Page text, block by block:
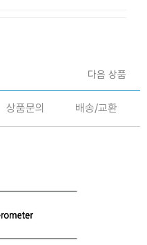
다음 상품
상품문의 배송/교환